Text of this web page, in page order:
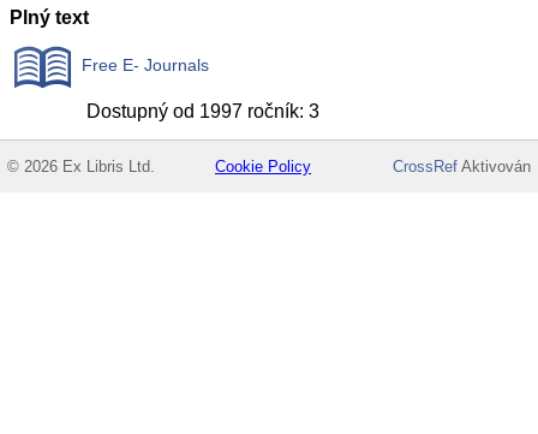
Plný text
Free E- Journals
Dostupný od 1997 ročník: 3
© 2026 Ex Libris Ltd. Cookie Policy CrossRefAktivován